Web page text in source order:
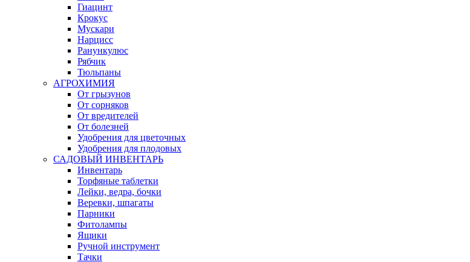
Гиацинт
Крокус
Мускари
Нарцисс
Ранункулюс
Рябчик
Тюльпаны
АГРОХИМИЯ
От грызунов
От сорняков
От вредителей
От болезней
Удобрения для цветочных
Удобрения для плодовых
САДОВЫЙ ИНВЕНТАРЬ
Инвентарь
Торфяные таблетки
Лейки, ведра, бочки
Веревки, шпагаты
Парники
Фитолампы
Ящики
Ручной инструмент
Тачки